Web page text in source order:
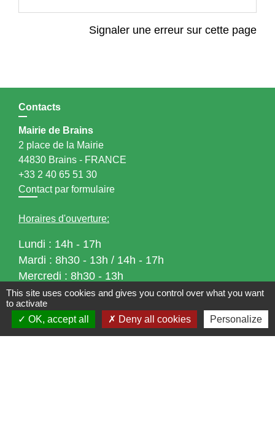
Signaler une erreur sur cette page
Contacts
Mairie de Brains
2 place de la Mairie
44830 Brains - FRANCE
+33 2 40 65 51 30
Contact par formulaire
Horaires d'ouverture:
Lundi : 14h - 17h
Mardi : 8h30 - 13h / 14h - 17h
Mercredi : 8h30 - 13h
Jeudi : 8h30 - 13h
Vendredi : 8h30 - 13h / 14h - 17h
Accueil téléphoniquedu lundi au vendredi de
This site uses cookies and gives you control over what you want
to activate
OK, accept all
Deny all cookies Personalize